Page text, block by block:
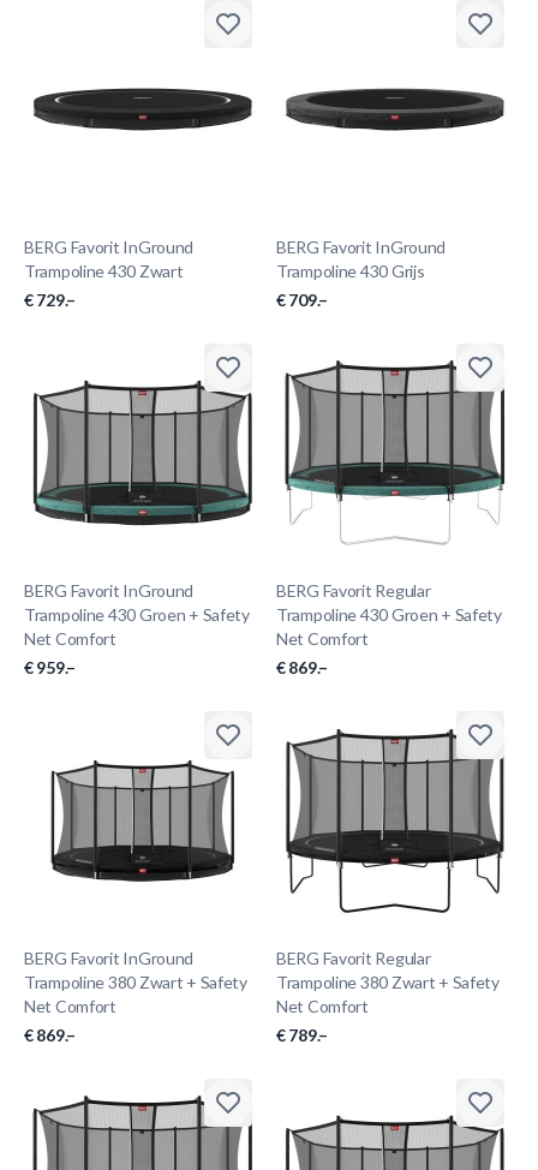
BERG Favorit InGround
Trampoline 430 Zwart
€ 729.–
BERG Favorit InGround
Trampoline 430 Grijs
€ 709.–
BERG Favorit InGround
Trampoline 430 Groen + Safety
Net Comfort
€ 959.–
BERG Favorit Regular
Trampoline 430 Groen + Safety
Net Comfort
€ 869.–
BERG Favorit InGround
Trampoline 380 Zwart + Safety
Net Comfort
€ 869.–
BERG Favorit Regular
Trampoline 380 Zwart + Safety
Net Comfort
€ 789.–